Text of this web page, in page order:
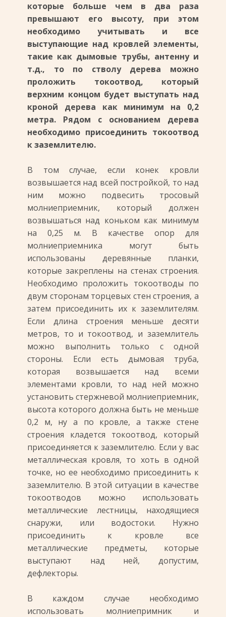
которые больше чем в два раза
превышают его высоту, при этом
необходимо учитывать и все
выступающие над кровлей элементы,
такие как дымовые трубы, антенну и
т.д., то по стволу дерева можно
проложить токоотвод, который
верхним концом будет выступать над
кроной дерева как минимум на 0,2
метра. Рядом с основанием дерева
необходимо присоединить токоотвод
к заземлителю.
В том случае, если конек кровли
возвышается над всей постройкой, то над
ним можно подвесить тросовый
молниеприемник, который должен
возвышаться над коньком как минимум
на 0,25 м. В качестве опор для
молниеприемника могут быть
использованы деревянные планки,
которые закреплены на стенах строения.
Необходимо проложить токоотводы по
двум сторонам торцевых стен строения, а
затем присоединить их к заземлителям.
Если длина строения меньше десяти
метров, то и токоотвод, и заземлитель
можно выполнить только с одной
стороны. Если есть дымовая труба,
которая возвышается над всеми
элементами кровли, то над ней можно
установить стержневой молниеприемник,
высота которого должна быть не меньше
0,2 м, ну а по кровле, а также стене
строения кладется токоотвод, который
присоединяется к заземлителю. Если у вас
металлическая кровля, то хоть в одной
точке, но ее необходимо присоединить к
заземлителю. В этой ситуации в качестве
токоотводов можно использовать
металлические лестницы, находящиеся
снаружи, или водостоки. Нужно
присоединить к кровле все
металлические предметы, которые
выступают над ней, допустим,
дефлекторы.
В каждом случае необходимо
использовать молниепримник и